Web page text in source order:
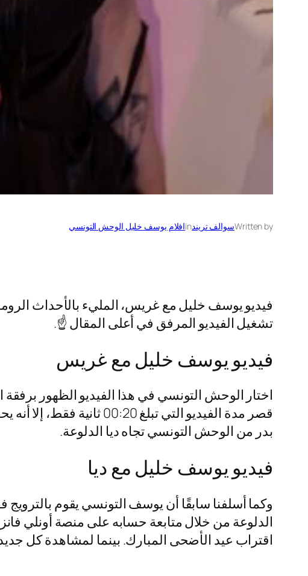
Written byسوالف تريندinافلام يوسف خليل الوحش التونسي
فيديو يوسف خليل مع غريس، المليء بالأحداث
تشغيل الفيديو المرفق في أعلى المقال ☝️.
فيديو يوسف خليل مع غريس
اختار الوحش التونسي في هذا الفيديو الظهور برفقة
قصر مدة الفيديو التي
بدر من الوحش التونسي تجاه ديا الدلوعة.
فيديو يوسف خليل مع ديا
وكما أسلفنا سابقًا أن يوسف التونسي يقوم
الدلوعة من خلال متابعة حسابه على منصة أونلي
اقتراب عيد الأضحى المبارك. بينما لمشاهدة كل